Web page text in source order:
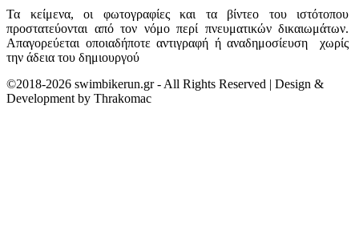
Τα κείμενα, οι φωτογραφίες και τα βίντεο του ιστότοπου
προστατεύονται από τον νόμο περί πνευματικών δικαιωμάτων.
Απαγορεύεται οποιαδήποτε αντιγραφή ή αναδημοσίευση χωρίς
την άδεια του δημιουργού
©2018-2026 swimbikerun.gr - All Rights Reserved | Design &
Development by Thrakomac